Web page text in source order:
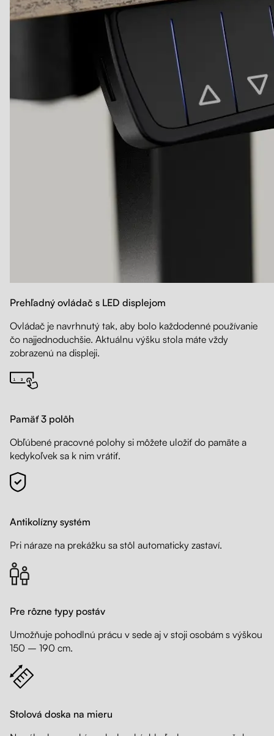
Prehľadný ovládač s LED displejom
Ovládač je navrhnutý tak, aby bolo každodenné používanie
čo najjednoduchšie. Aktuálnu výšku stola máte vždy
zobrazenú na displeji.
Pamäť 3 polôh
Obľúbené pracovné polohy si môžete uložiť do pamäte a
kedykoľvek sa k nim vrátiť.
Antikolízny systém
Pri náraze na prekážku sa stôl automaticky zastaví.
Pre rôzne typy postáv
Umožňuje pohodlnú prácu v sede aj v stoji osobám s výškou
150 – 190 cm.
Stolová doska na mieru